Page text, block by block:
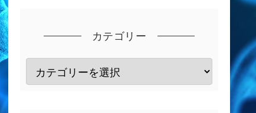
カテゴリー